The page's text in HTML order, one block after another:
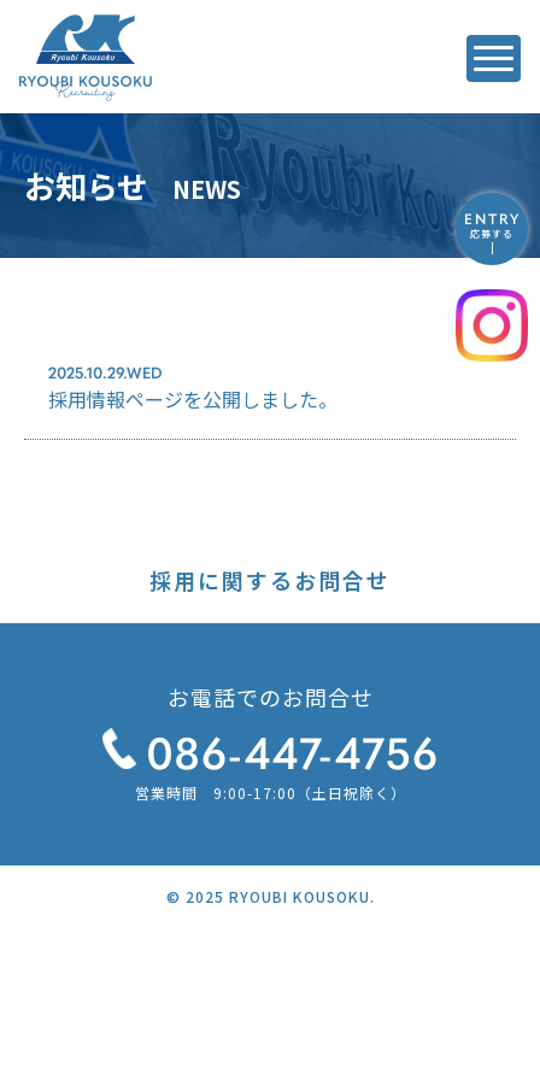
ENTRY
応募する
お知らせ NEWS
2025.10.29.WED
採用情報ページを公開しました。
採用に関するお問合せ
お電話でのお問合せ
086-447-4756
営業時間 9:00-17:00（土日祝除く）
© 2025 RYOUBI KOUSOKU.